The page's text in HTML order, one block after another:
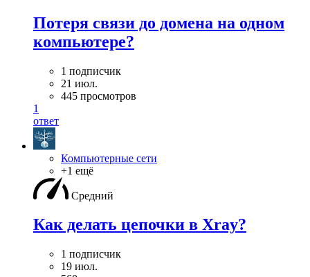
Потеря связи до домена на одном
компьютере?
1 подписчик
21 июл.
445 просмотров
1
ответ
Компьютерные сети
+1 ещё
Средний
Как делать цепочки в Xray?
1 подписчик
19 июл.